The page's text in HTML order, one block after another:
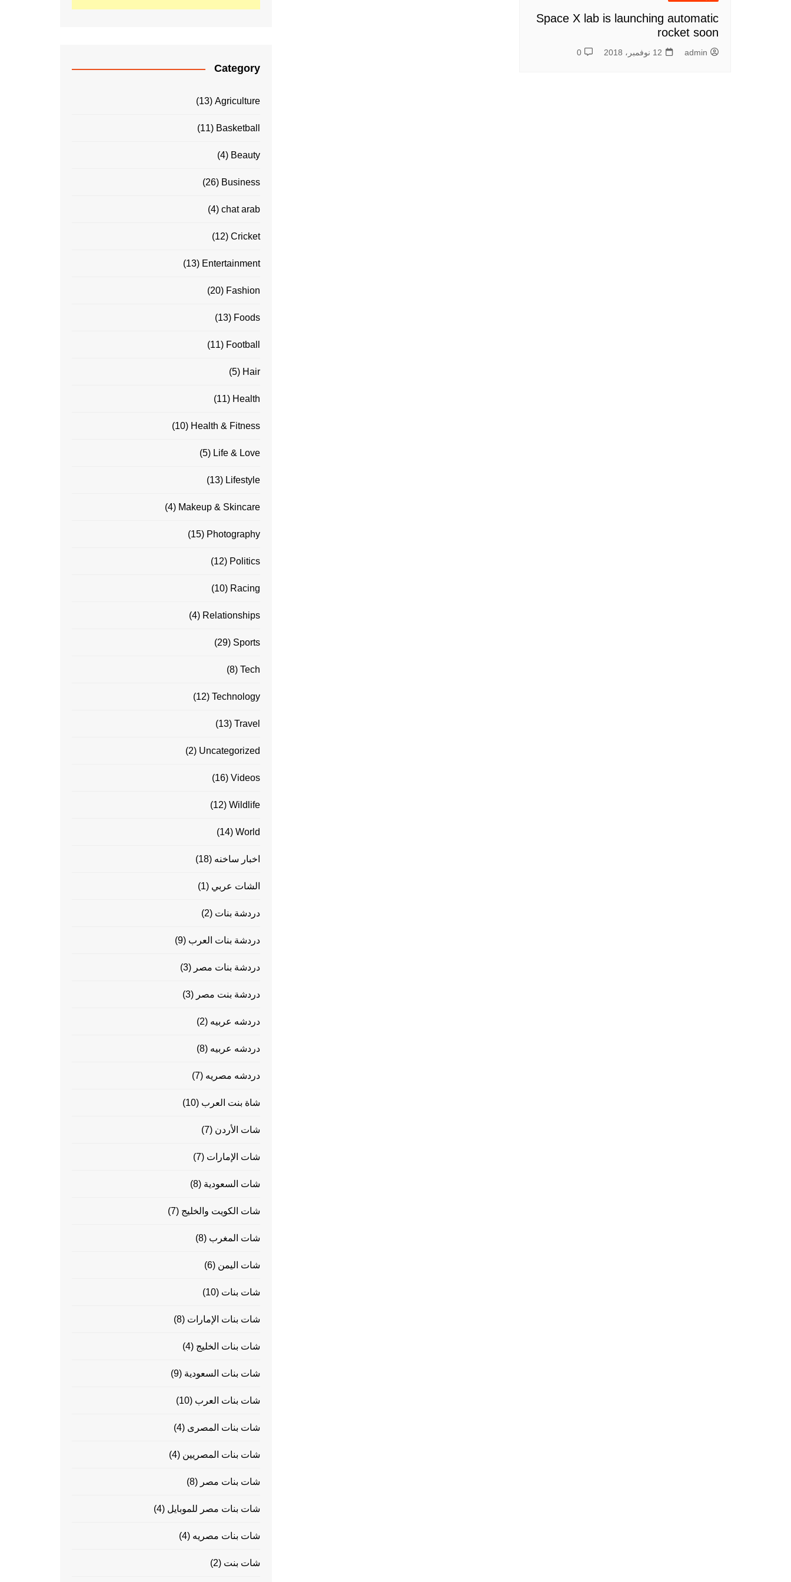
شات أميرتي اللبنانية – أناقة
الكلمة وعمق الحوار
شات عربي مباشر – تواصل
حقيقي بنكهة عربية أصيلة
Space X lab is launching automatic
rocket soon
admin 12 نوفمبر، 2018 0
Category
Agriculture
(13)
Basketball
(11)
Beauty
(4)
Business
(26)
chat arab
(4)
Cricket
(12)
Entertainment
(13)
Fashion
(20)
Foods
(13)
Football
(11)
Hair
(5)
Health
(11)
Health & Fitness
(10)
Life & Love
(5)
Lifestyle
(13)
Makeup & Skincare
(4)
Photography
(15)
Politics
(12)
Racing
(10)
Relationships
(4)
Sports
(29)
Tech
(8)
Technology
(12)
Travel
(13)
Uncategorized
(2)
Videos
(16)
Wildlife
(12)
World
(14)
اخبار ساخنه (18)
الشات عربي (1)
دردشة بنات (2)
دردشة بنات العرب (9)
دردشة بنات مصر (3)
دردشة بنت مصر (3)
دردشه عربيه (2)
دردشه عربيه (8)
دردشه مصريه (7)
شاة بنت العرب (10)
شات الأردن (7)
شات الإمارات (7)
شات السعودية (8)
شات الكويت والخليج (7)
شات المغرب (8)
شات اليمن (6)
شات بنات (10)
شات بنات الإمارات (8)
شات بنات الخليج (4)
شات بنات السعودية (9)
شات بنات العرب (10)
شات بنات المصرى (4)
شات بنات المصريين (4)
شات بنات مصر (8)
شات بنات مصر للموبايل (4)
شات بنات مصريه (4)
شات بنت (2)